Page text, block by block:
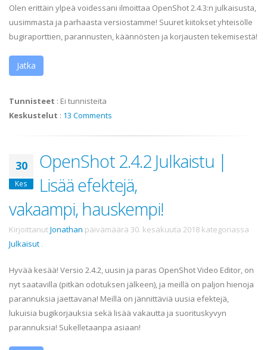
Olen erittäin ylpeä voidessani ilmoittaa OpenShot 2.4.3:n julkaisusta,
uusimmasta ja parhaasta versiostamme! Suuret kiitokset yhteisölle
bugiraporttien, parannusten, käännösten ja korjausten tekemisestä!
Jatka
Tunnisteet : Ei tunnisteita
Keskustelut : 13 Comments
30
Kes
OpenShot 2.4.2 Julkaistu |
Lisää efektejä,
vakaampi, hauskempi!
KirjoittanutJonathan päivämäärä 30. kesäkuuta 2018 kategoriassa
Julkaisut .
Hyvää kesää! Versio 2.4.2, uusin ja paras OpenShot Video Editor, on
nyt saatavilla (pitkän odotuksen jälkeen), ja meillä on paljon hienoja
parannuksia jaettavana! Meillä on jännittäviä uusia efektejä,
lukuisia bugikorjauksia sekä lisää vakautta ja suorituskyvyn
parannuksia! Sukelletaanpa asiaan!